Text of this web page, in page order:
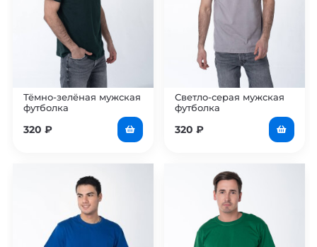
Тёмно-зелёная мужская
футболка
320 ₽
Светло-серая мужская
футболка
320 ₽